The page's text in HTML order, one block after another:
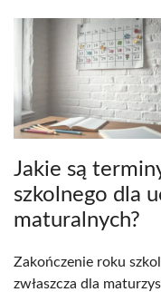
Jakie są
szkolnego dla
maturalnych?
Zakończenie roku
zwłaszcza dla